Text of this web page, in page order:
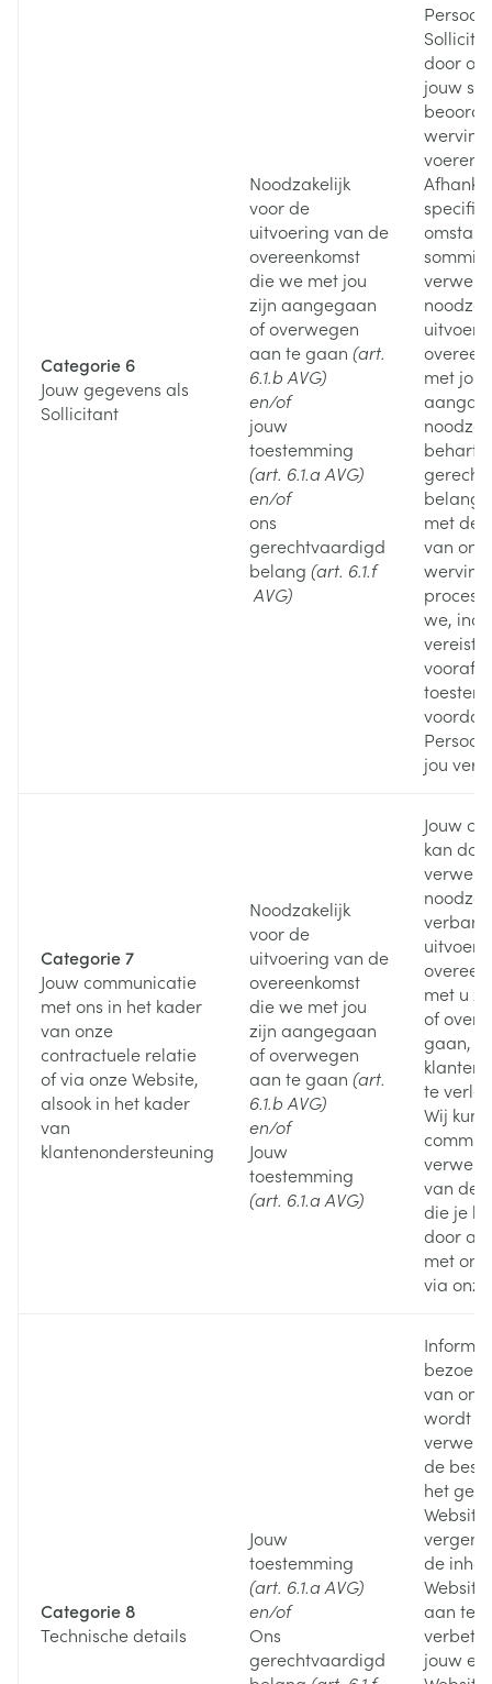
Categorie 6
Jouw gegevens als
Sollicitant
Noodzakelijk
voor de
uitvoering van de
overeenkomst
die we met jou
zijn aangegaan
of overwegen
aan te gaan (art.
6.1.b AVG)
en/of
jouw
toestemming
(art. 6.1.a AVG)
en/of
ons
gerechtvaardigd
belang (art. 6.1.f
AVG)
door
jouw
voeren.
met jou
met de
van ons
proces.
we,
vereist,
voordat
jou
Categorie 7
Jouw communicatie
met ons in het kader
van onze
contractuele relatie
of via onze Website,
alsook in het kader
van
klantenondersteuning
Noodzakelijk
voor de
uitvoering van de
overeenkomst
die we met jou
zijn aangegaan
of overwegen
aan te gaan (art.
6.1.b AVG)
en/of
Jouw
toestemming
(art. 6.1.a AVG)
Jouw
kan
met u
of
gaan,
te
Wij
van de
die je
door
met
via
Categorie 8
Technische details
Jouw
toestemming
(art. 6.1.a AVG)
en/of
Ons
gerechtvaardigd
bezoek
van
wordt
de
het
Website
de
aan te
jouw